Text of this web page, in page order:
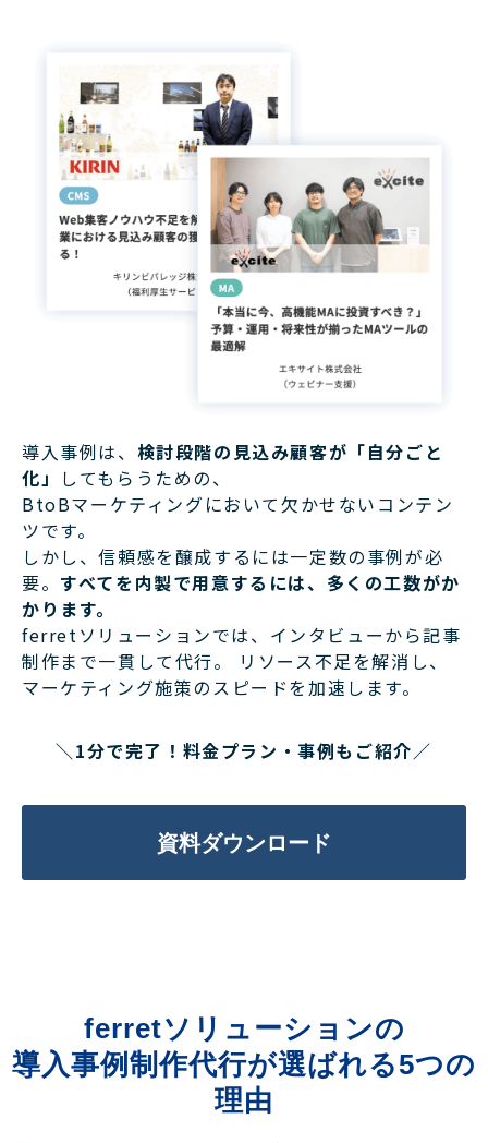
導入事例は、 検討段階の見込み顧客が「自分ごと
化」 してもらうための、
BtoBマーケティングにおいて欠かせないコンテン
ツです。
しかし、信頼感を醸成するには一定数の事例が必
要。 すべてを内製で用意するには、多くの工数がか
かります。
ferretソリューションでは、インタビューから記事
制作まで一貫して代行。 リソース不足を解消し、
マーケティング施策のスピードを加速します。
＼1分で完了！料金プラン・事例もご紹介／
資料ダウンロード
ferretソリューションの
導入事例制作代行が選ばれる5つの
理由